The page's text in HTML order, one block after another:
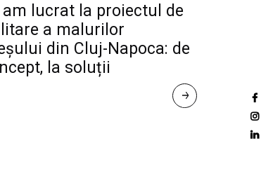
am lucrat la proiectul de
a malurilor
din Cluj-Napoca: de
la soluții
R